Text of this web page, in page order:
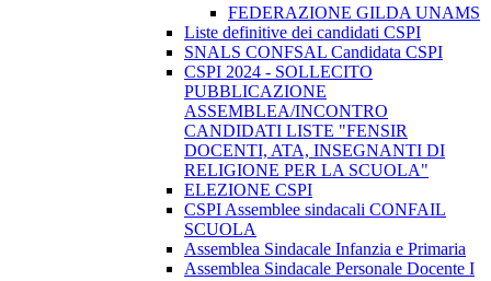
FEDERAZIONE GILDA UNAMS
Liste definitive dei candidati CSPI
SNALS CONFSAL Candidata CSPI
CSPI 2024 - SOLLECITO
PUBBLICAZIONE
ASSEMBLEA/INCONTRO
CANDIDATI LISTE "FENSIR
DOCENTI, ATA, INSEGNANTI DI
RELIGIONE PER LA SCUOLA"
ELEZIONE CSPI
CSPI Assemblee sindacali CONFAIL
SCUOLA
Assemblea Sindacale Infanzia e Primaria
Assemblea Sindacale Personale Docente I